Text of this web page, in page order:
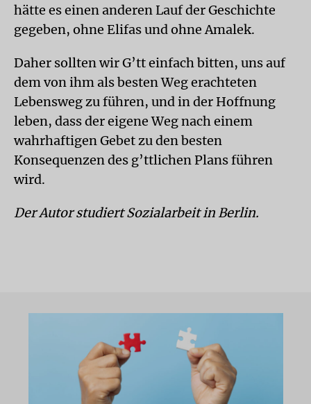
hätte es einen anderen Lauf der Geschichte
gegeben, ohne Elifas und ohne Amalek.
Daher sollten wir G’tt einfach bitten, uns auf
dem von ihm als besten Weg erachteten
Lebensweg zu führen, und in der Hoffnung
leben, dass der eigene Weg nach einem
wahrhaftigen Gebet zu den besten
Konsequenzen des g’ttlichen Plans führen
wird.
Der Autor studiert Sozialarbeit in Berlin.